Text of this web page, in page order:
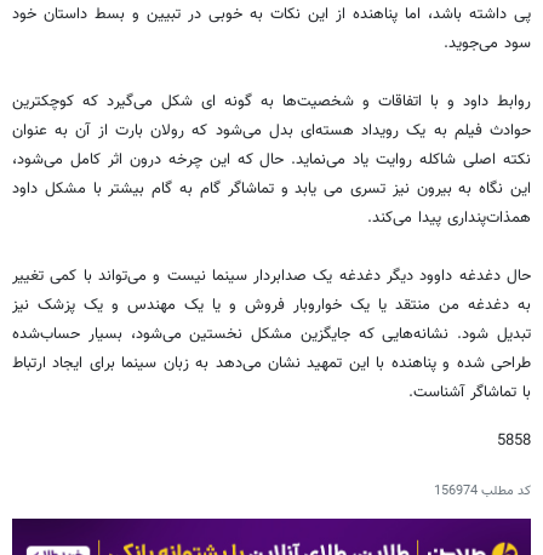
پی داشته باشد، اما پناهنده از این نکات به خوبی در تبیین و بسط داستان خود
سود می‌جوید.
روابط داود و با اتفاقات و شخصیت‌ها به گونه ای شکل می‌گیرد که کوچکترین
حوادث فیلم به یک رویداد هسته‌ای بدل می‌شود که رولان بارت از آن به عنوان
نکته اصلی شاکله روایت یاد می‌نماید. حال که این چرخه درون اثر کامل می‌شود،
این نگاه به بیرون نیز تسری می یابد و تماشاگر گام به گام بیشتر با مشکل داود
همذات‌پنداری پیدا می‌کند.
حال دغدغه داوود دیگر دغدغه یک صدابردار سینما نیست و می‌تواند با کمی تغییر
به دغدغه من منتقد یا یک خواروبار فروش و یا یک مهندس و یک پزشک نیز
تبدیل شود. نشانه‌هایی که جایگزین مشکل نخستین می‌شود، بسیار حساب‌شده
طراحی شده و پناهنده با این تمهید نشان می‌دهد به زبان سینما برای ایجاد ارتباط
با تماشاگر آشناست.
5858
کد مطلب156974